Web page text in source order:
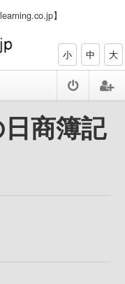
】
小 中 大
商簿記